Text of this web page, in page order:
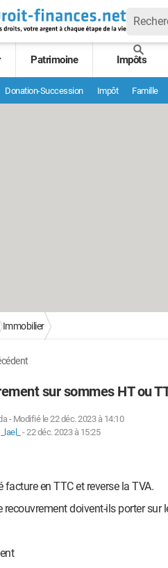
Patrimoine Impôts
Donation-Succession Impôt Famille
Immobilier
sur sommes HT ou
- Modifié le 22 déc. 2023 à 14:10
_lael_
-22 déc. 2023 à 15:25
facture en TTC et reverse la TVA.
recouvrement doivent-ils porter sur